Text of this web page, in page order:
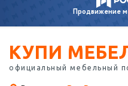
Продвижение
КУПИ
официальный мебельный